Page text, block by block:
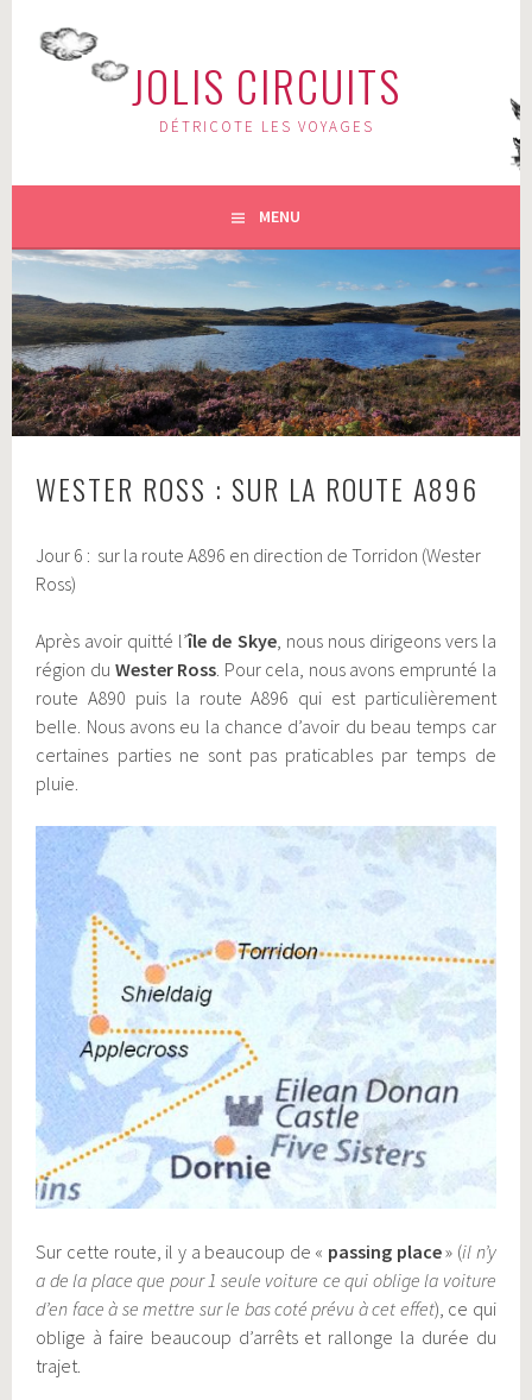
JOLIS CIRCUITS
DÉTRICOTE LES VOYAGES
MENU
WESTER ROSS : SUR LA ROUTE A896
Jour 6 : sur la route A896 en direction de Torridon (Wester
Ross)
Après avoir quitté l’île de Skye, nous nous dirigeons vers la
région du Wester Ross. Pour cela, nous avons emprunté la
route A890 puis la route A896 qui est particulièrement
belle. Nous avons eu la chance d’avoir du beau temps car
certaines parties ne sont pas praticables par temps de
pluie.
Sur cette route, il y a beaucoup de « passing place» (il n’y
a de la place que pour 1 seule voiture ce qui oblige la voiture
d’en face à se mettre sur le bas coté prévu à cet effet), ce qui
oblige à faire beaucoup d’arrêts et rallonge la durée du
trajet.